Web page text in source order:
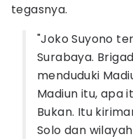
tegasnya.
"Joko Suyono
Surabaya.
menduduki
Madiun itu, apa
Bukan. Itu
Solo dan